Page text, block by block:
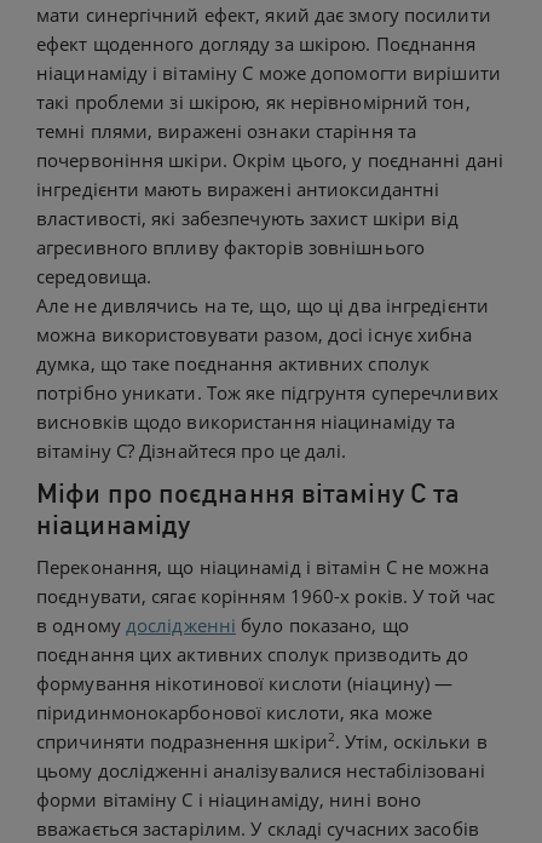
мати синергічний ефект, який дає змогу посилити
ефект щоденного догляду за шкірою. Поєднання
ніацинаміду і вітаміну С може допомогти вирішити
такі проблеми зі шкірою, як нерівномірний тон,
темні плями, виражені ознаки старіння та
почервоніння шкіри. Окрім цього, у поєднанні дані
інгредієнти мають виражені антиоксидантні
властивості, які забезпечують захист шкіри від
агресивного впливу факторів зовнішнього
середовища.
Але не дивлячись на те, що, що ці два інгредієнти
можна використовувати разом, досі існує хибна
думка, що таке поєднання активних сполук
потрібно уникати. Тож яке підгрунтя суперечливих
висновків щодо використання ніацинаміду та
вітаміну С? Дізнайтеся про це далі.
Міфи про поєднання вітаміну С та
ніацинаміду
Переконання, що ніацинамід і вітамін С не можна
поєднувати, сягає корінням 1960-х років. У той час
в одному дослідженні було показано, що
поєднання цих активних сполук призводить до
формування нікотинової кислоти (ніацину) —
піридинмонокарбонової кислоти, яка може
спричиняти подразнення шкіри2. Утім, оскільки в
цьому дослідженні аналізувалися нестабілізовані
форми вітаміну С і ніацинаміду, нині воно
вважається застарілим. У складі сучасних засобів